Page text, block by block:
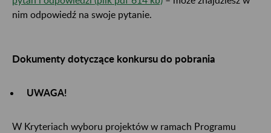
nim odpowiedź na swoje pytanie.
​​​​​​Dokumenty dotyczące konkursu do pobrania
UWAGA!
W Kryteriach wyboru projektów w ramach Programu